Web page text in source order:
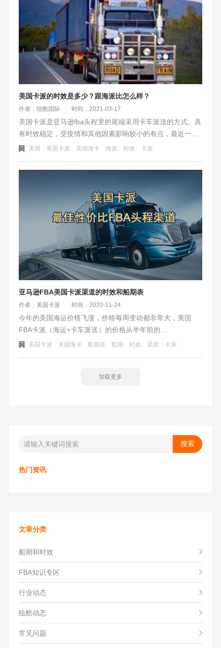
美国卡派的时效是多少？跟海派比怎么样？
作者：纽酷国际 时间：2021-03-17
美国卡派是亚马逊fba头程里的尾端采用卡车派送的方式。具
有时效稳定，受疫情和其他因素影响较小的有点，最近一段
时间更受亚马逊卖家欢迎的头程渠道。
美国 美国卡派 美国海卡 海派 时效 卡派
亚马逊FBA美国卡派渠道的时效和船期表
作者：美国卡派 时间：2020-11-24
今年的美国海运价格飞涨，价格每周变动都非常大，美国
FBA卡派（海运+卡车派送）的价格从半年前的
500+元/CBM，涨到了700元/CBM（不包税渠道）。对比
美国卡派 美国海卡 船期表 船期 时效 渠道 卡派
加载更多
热门资讯
文章分类
船期和时效
FBA知识专区
行业动态
纽酷动态
常见问题